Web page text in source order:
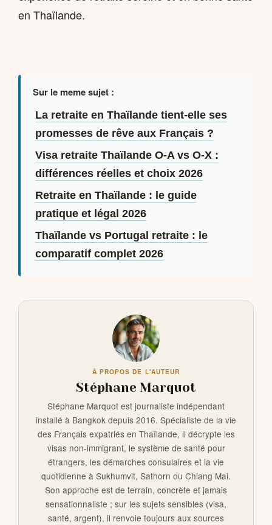
en Thaïlande.
Sur le meme sujet :
La retraite en Thaïlande tient-elle ses
promesses de rêve aux Français ?
Visa retraite Thaïlande O-A vs O-X :
différences réelles et choix 2026
Retraite en Thaïlande : le guide
pratique et légal 2026
Thaïlande vs Portugal retraite : le
comparatif complet 2026
À PROPOS DE L'AUTEUR
Stéphane Marquot
Stéphane Marquot est journaliste indépendant
installé à Bangkok depuis 2016. Spécialiste de la vie
des Français expatriés en Thaïlande, il décrypte les
visas non-immigrant, le système de santé pour
étrangers, les démarches consulaires et la vie
quotidienne à Sukhumvit, Sathorn ou Chiang Mai.
Son approche est de terrain, concrète et jamais
sensationnaliste ; sur les sujets sensibles (visa,
santé, argent), il renvoie toujours aux sources